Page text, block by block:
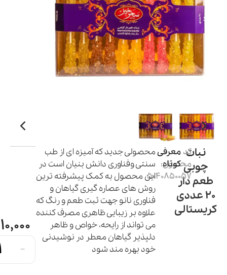
نبات
چوبی
طعم دار
20 عددی
کریستالی
کد
محصول:
5040850057
معرفی
کوتاه
محصولی جدید که آمیزه ای از طب
سنتی وفناوری دانش بنیان است در
این محصول به کمک پیشرفته ترین
روش های عصاره گیری گیاهان و
فناوری نانو جهت ثبت طعم و رنگ که
علاوه بر زیبایی ظاهری مصرف کننده
می تواند از رایحه، خواص و ظاهر
دلپذیر گیاهان معطر در نوشیدنی
خود بهره مند شود
-